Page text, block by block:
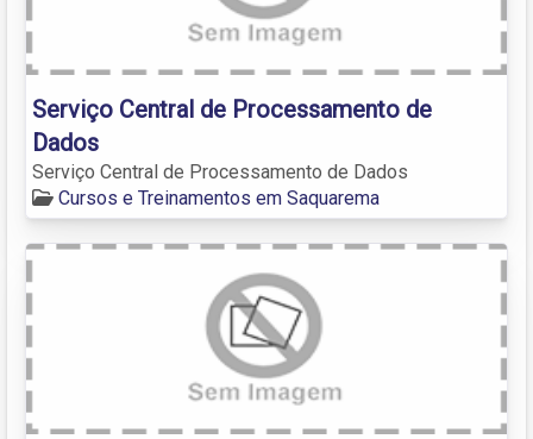
Serviço Central de Processamento de
Dados
Serviço Central de Processamento de Dados
Cursos e Treinamentos em Saquarema